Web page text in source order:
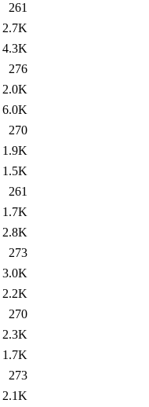
261
2.7K
4.3K
276
2.0K
6.0K
270
1.9K
1.5K
261
1.7K
2.8K
273
3.0K
2.2K
270
2.3K
1.7K
273
2.1K